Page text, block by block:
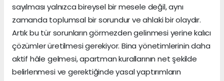
sayılması yalnızca bireysel bir mesele değil, aynı
zamanda toplumsal bir sorundur ve ahlaki bir olaydır.
Artık bu tür sorunların görmezden gelinmesi yerine kalıcı
çözümler üretilmesi gerekiyor. Bina yönetimlerinin daha
aktif hâle gelmesi, apartman kurallarının net şekilde
belirlenmesi ve gerektiğinde yasal yaptırımların